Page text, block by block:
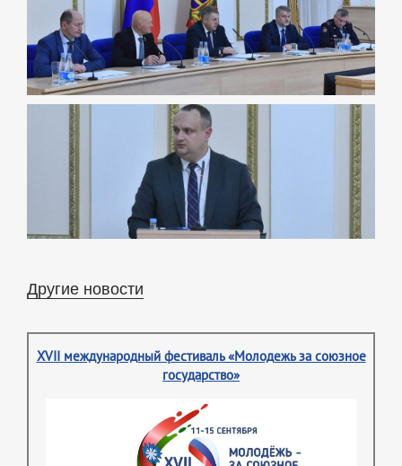
Другие новости
XVII международный фестиваль «Молодежь за союзное
государство»